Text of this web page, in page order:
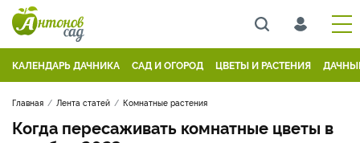
КАЛЕНДАРЬ ДАЧНИКА САД И ОГОРОД ЦВЕТЫ И РАСТЕНИЯ
Главная Лента статей Комнатные растения
Когда пересаживать комнатные цветы в